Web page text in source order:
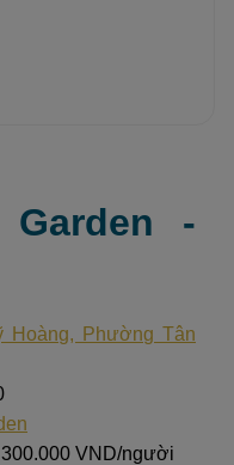
-
Hoàng, Phường Tân
VND/người